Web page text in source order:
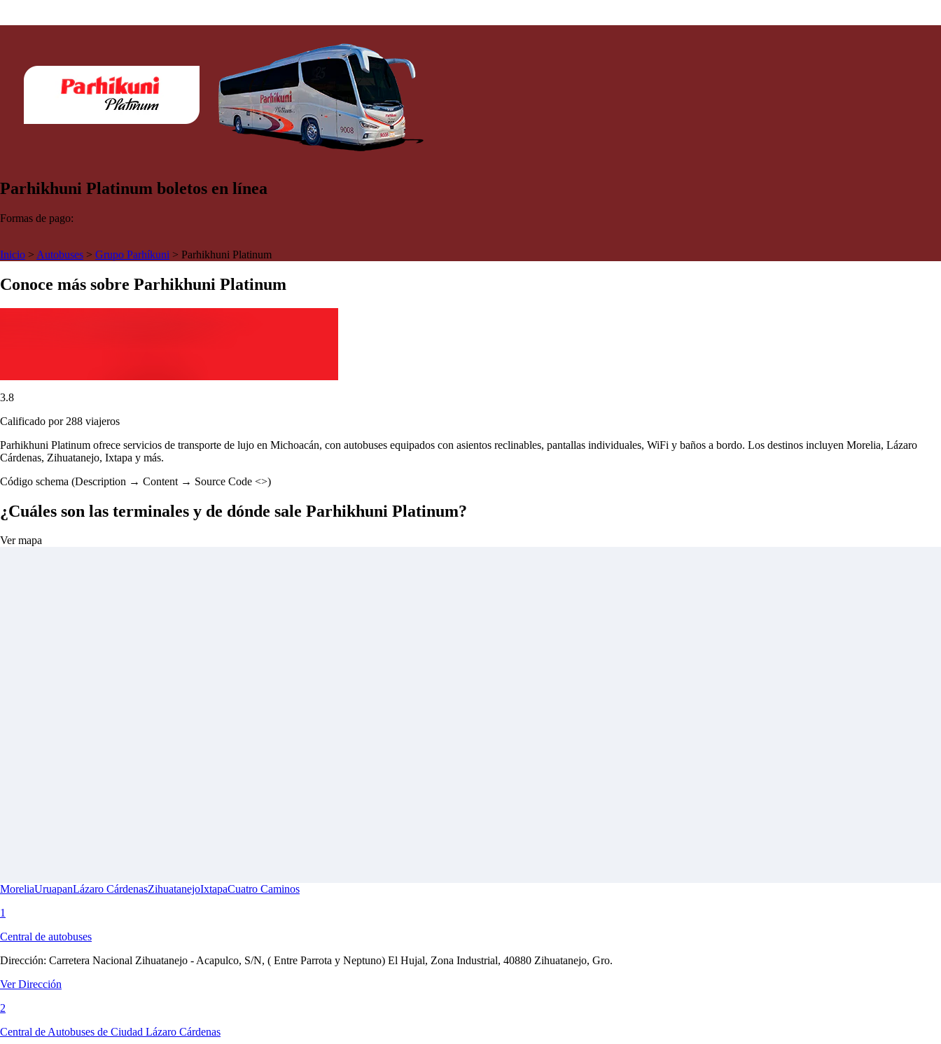
Parhikhuni Platinum boletos en línea
Formas de pago:
Inicio > Autobuses > Grupo Parhíkuni > Parhikhuni Platinum
Conoce más sobre Parhikhuni Platinum
3.8
Calificado por 288 viajeros
Parhikhuni Platinum ofrece servicios de transporte de lujo en Michoacán, con autobuses equipados con asientos reclinables, pantallas individuales, WiFi y baños a bordo. Los destinos incluyen Morelia, Lázaro
Cárdenas, Zihuatanejo, Ixtapa y más.
Código schema (Description → Content → Source Code <>)
¿Cuáles son las terminales y de dónde sale Parhikhuni Platinum?
Ver mapa
MoreliaUruapanLázaro CárdenasZihuatanejoIxtapaCuatro Caminos
1
Central de autobuses
Dirección: Carretera Nacional Zihuatanejo - Acapulco, S/N, ( Entre Parrota y Neptuno) El Hujal, Zona Industrial, 40880 Zihuatanejo, Gro.
Ver Dirección
2
Central de Autobuses de Ciudad Lázaro Cárdenas